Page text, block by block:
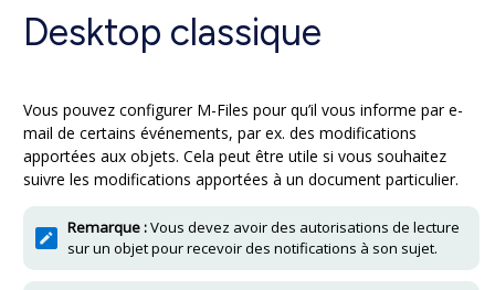
Desktop classique
Vous pouvez configurer M-Files pour qu’il vous informe par e-
mail de certains événements, par ex. des modifications
apportées aux objets. Cela peut être utile si vous souhaitez
suivre les modifications apportées à un document particulier.
Remarque :Vous devez avoir des autorisations de lecture
sur un objet pour recevoir des notifications à son sujet.